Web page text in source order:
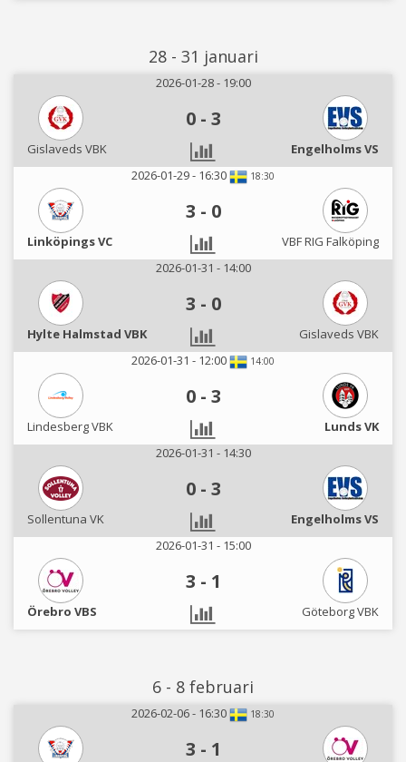
28 - 31 januari
2026-01-28 - 19:00
0 - 3
Gislaveds VBK
Engelholms VS
2026-01-29 - 16:30
18:30
3 - 0
Linköpings VC
VBF RIG Falköping
2026-01-31 - 14:00
3 - 0
Hylte Halmstad VBK
Gislaveds VBK
2026-01-31 - 12:00
14:00
0 - 3
Lindesberg VBK
Lunds VK
2026-01-31 - 14:30
0 - 3
Sollentuna VK
Engelholms VS
2026-01-31 - 15:00
3 - 1
Örebro VBS Göteborg VBK
6 - 8 februari
2026-02-06 - 16:30 18:30
3 - 1